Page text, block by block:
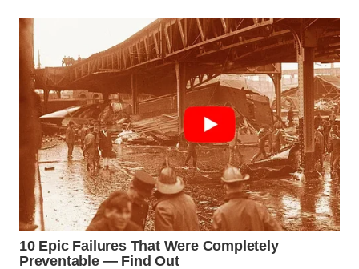
GORONTALO
WN
SULUT
WN
MALUKU
WN
MALUT